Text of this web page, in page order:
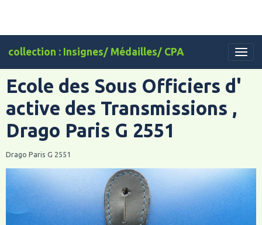
collection : Insignes/ Médailles/ CPA
Ecole des Sous Officiers d'
active des Transmissions ,
Drago Paris G 2551
Drago Paris G 2551